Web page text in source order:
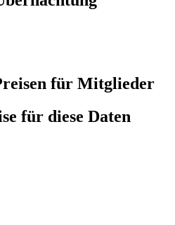
für Mitglieder
für diese Daten